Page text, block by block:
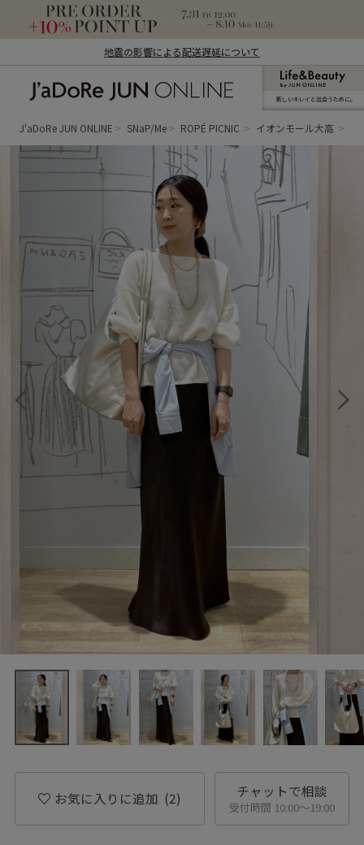
地震の影響による配送遅延について
ン オンライン）
新しいキレイと出合うために。
J'aDoRe JUN ONLINE SNaP/Me ROPÉ PICNIC イオンモール大高
お気に入りに追加 (2) チャットで相談
受付時間 10:00〜19:00